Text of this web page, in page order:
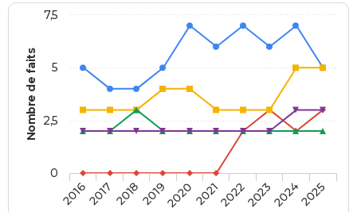
Nombre de faits
20162017 20182019202020212022202320242025
0
2,5
5
7,5